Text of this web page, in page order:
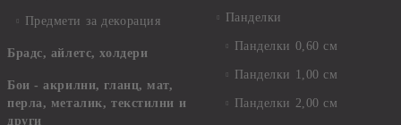
Предмети за декорация
Брадс, айлетс, холдери
Бои - акрилни, гланц, мат,
перла, металик, текстилни и
други
Панделки
Панделки 0,60 см
Панделки 1,00 см
Панделки 2,00 см